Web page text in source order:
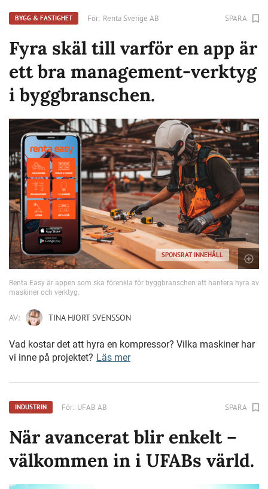
BYGG & FASTIGHET För: Renta Sverige AB SPARA
Fyra skäl till varför en app är
ett bra management-verktyg
i byggbranschen.
SPONSRAT INNEHÅLL
Renta Easy är appen som ska förenkla för byggbranschen att hantera hyra av
maskiner och verktyg.
AV: TINA HJORT SVENSSON
Vad kostar det att hyra en kompressor? Vilka maskiner har
vi inne på projektet? Läs mer
INDUSTRIN För: UFAB AB SPARA
När avancerat blir enkelt –
välkommen in i UFABs värld.